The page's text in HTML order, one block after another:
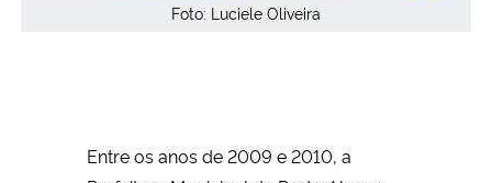
Foto: Luciele Oliveira
Entre os anos de 2009 e 2010, a